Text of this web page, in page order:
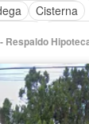
Cisterna
Televisión
Respaldo